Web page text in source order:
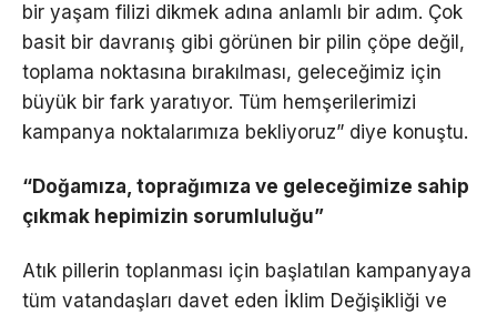
bir yaşam filizi dikmek adına anlamlı bir adım. Çok
basit bir davranış gibi görünen bir pilin çöpe değil,
toplama noktasına bırakılması, geleceğimiz için
büyük bir fark yaratıyor. Tüm hemşerilerimizi
kampanya noktalarımıza bekliyoruz” diye konuştu.
“Doğamıza, toprağımıza ve geleceğimize sahip
çıkmak hepimizin sorumluluğu”
Atık pillerin toplanması için başlatılan kampanyaya
tüm vatandaşları davet eden İklim Değişikliği ve